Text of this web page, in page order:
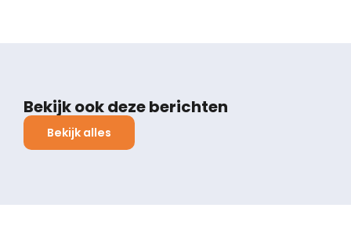
Bekijk ook deze berichten
Bekijk alles